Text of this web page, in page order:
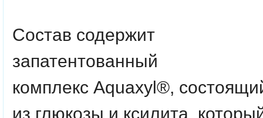
Состав содержит
запатентованный
комплекс Aquaxyl®,
из глюкозы и ксилита,